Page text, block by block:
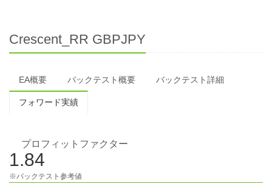
Crescent_RR GBPJPY
EA概要 バックテスト概要 バックテスト詳細
フォワード実績
プロフィットファクター
1.84
※バックテスト参考値